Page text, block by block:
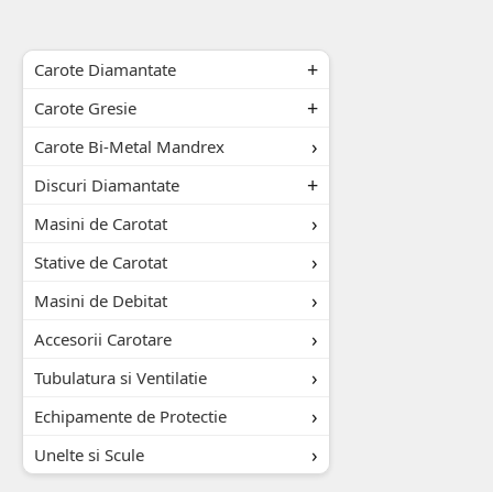
Carote Diamantate
Carote Gresie
Carote Bi-Metal Mandrex
Discuri Diamantate
Masini de Carotat
Stative de Carotat
Masini de Debitat
Accesorii Carotare
Tubulatura si Ventilatie
Echipamente de Protectie
Unelte si Scule